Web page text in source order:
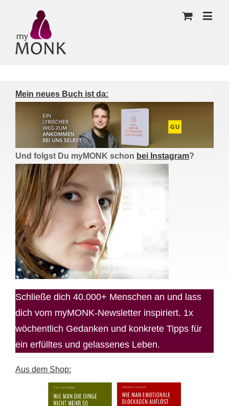
Mein neues Buch ist da:
Und folgst Du myMONK schon bei Instagram?
Schließe dich 40.000+ Menschen an und lass
dich vom myMONK-Newsletter inspiriert. 1x
wöchentlich Gedanken und konkrete Tipps für
ein erfülltes und gelassenes Leben.
Aus dem Shop: